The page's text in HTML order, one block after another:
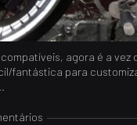
agora é a
fantástica para